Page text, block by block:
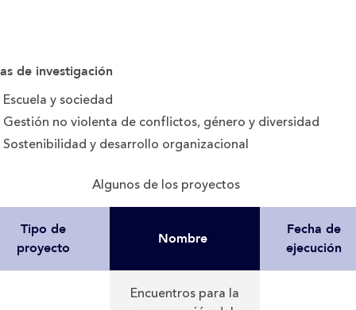
de investigación
Escuela y sociedad
Gestión no violenta de conflictos, género y diversidad
Sostenibilidad y desarrollo organizacional
Algunos de los proyectos
Tipo de
proyecto
Nombre
Fecha de
ejecución
Encuentros para la